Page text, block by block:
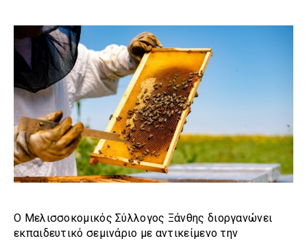
Ο Μελισσοκομικός Σύλλογος Ξάνθης διοργανώνει
εκπαιδευτικό σεμινάριο με αντικείμενο την